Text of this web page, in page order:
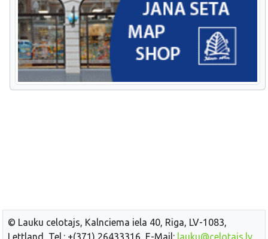
© Lauku celotajs, Kalnciema iela 40, Riga, LV-1083,
Lettland, Tel.: +(371) 26433316, E-Mail: lauku@celotajs.lv